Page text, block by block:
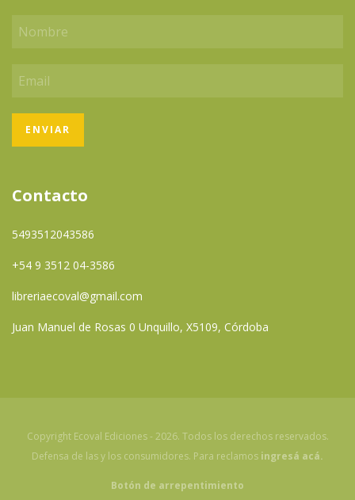
Contacto
5493512043586
+54 9 3512 04-3586
libreriaecoval@gmail.com
Juan Manuel de Rosas 0 Unquillo, X5109, Córdoba
Copyright Ecoval Ediciones - 2026. Todos los derechos reservados.
Defensa de las y los consumidores. Para reclamos ingresá acá.
Botón de arrepentimiento